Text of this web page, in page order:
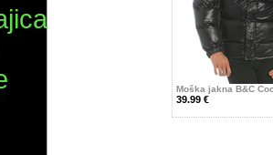
Moška jakna B&C
39.99 €